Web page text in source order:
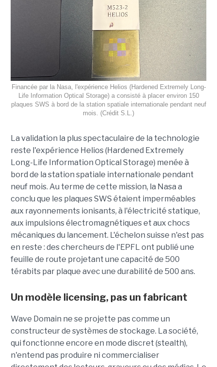
Financée par la Nasa, l'expérience Helios (Hardened Extremely Long-
Life Information Optical Storage) a consisté à placer environ 150
plaques SWS à bord de la station spatiale internationale pendant neuf
mois. (Crédit S.L.)
La validation la plus spectaculaire de la technologie
reste l'expérience Helios (Hardened Extremely
Long-Life Information Optical Storage) menée à
bord de la station spatiale internationale pendant
neuf mois. Au terme de cette mission, la Nasa a
conclu que les plaques SWS étaient imperméables
aux rayonnements ionisants, à l'électricité statique,
aux impulsions électromagnétiques et aux chocs
mécaniques du lancement. L'échelon suisse n'est pas
en reste : des chercheurs de l'EPFL ont publié une
feuille de route projetant une capacité de 500
térabits par plaque avec une durabilité de 500 ans.
Un modèle licensing, pas un fabricant
Wave Domain ne se projette pas comme un
constructeur de systèmes de stockage. La société,
qui fonctionne encore en mode discret (stealth),
n'entend pas produire ni commercialiser